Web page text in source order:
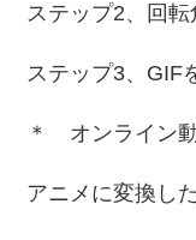
ステップ2、回
ステップ3、GIF
＊ オンライン
アニメに変換し